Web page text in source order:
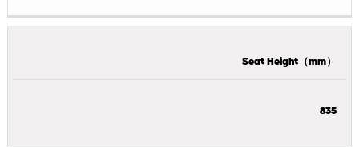
Seat Height（mm）
835